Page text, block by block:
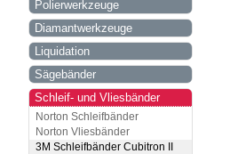
Polierwerkzeuge
Diamantwerkzeuge
Liquidation
Sägebänder
Schleif- und Vliesbänder
Norton Schleifbänder
Norton Vliesbänder
3M Schleifbänder Cubitron II